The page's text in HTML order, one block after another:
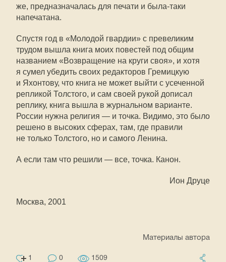
же, предназначалась для печати и была-таки
напечатана.
Спустя год в «Молодой гвардии» с превеликим
трудом вышла книга моих повестей под общим
названием «Возвращение на круги своя», и хотя
я сумел убедить своих редакторов Гремицкую
и Яхонтову, что книга не может выйти с усеченной
репликой Толстого, и сам своей рукой дописал
реплику, книга вышла в журнальном варианте.
России нужна религия — и точка. Видимо, это было
решено в высоких сферах, там, где правили
не только Толстого, но и самого Ленина.
А если там что решили — все, точка. Канон.
Ион Друце
Москва, 2001
Материалы автора
1 0 1509